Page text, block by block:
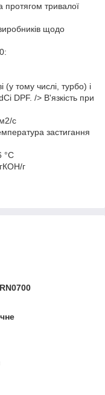
протягом тривалої
щодо
тому числі, турбо) і
DPF. /> В'язкість при
с
застигання
°C
г